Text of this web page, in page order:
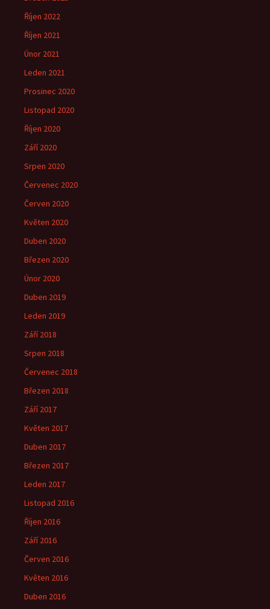
Říjen 2022
Říjen 2021
Únor 2021
Leden 2021
Prosinec 2020
Listopad 2020
Říjen 2020
Září 2020
Srpen 2020
Červenec 2020
Červen 2020
Květen 2020
Duben 2020
Březen 2020
Únor 2020
Duben 2019
Leden 2019
Září 2018
Srpen 2018
Červenec 2018
Březen 2018
Září 2017
Květen 2017
Duben 2017
Březen 2017
Leden 2017
Listopad 2016
Říjen 2016
Září 2016
Červen 2016
Květen 2016
Duben 2016